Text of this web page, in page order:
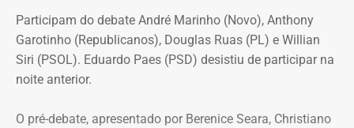
Participam do debate André Marinho (Novo), Anthony
Garotinho (Republicanos), Douglas Ruas (PL) e Willian
Siri (PSOL). Eduardo Paes (PSD) desistiu de participar na
noite anterior.
O pré-debate, apresentado por Berenice Seara, Christiano